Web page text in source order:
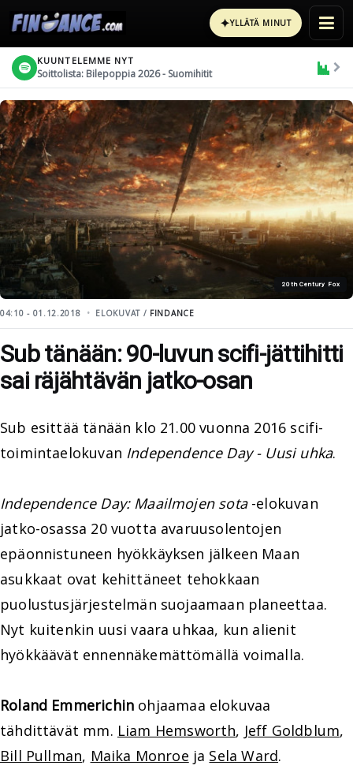
✦YLLÄTÄ MINUT
KUUNTELEMME NYT
Soittolista: Bilepoppia 2026 - Suomihitit
20th Century Fox
04:10 - 01.12.2018 ELOKUVAT / FINDANCE
Sub tänään: 90-luvun scifi-jättihitti
sai räjähtävän jatko-osan
Sub esittää tänään klo 21.00 vuonna 2016 scifi-
toimintaelokuvan Independence Day - Uusi uhka.
Independence Day: Maailmojen sota-elokuvan
jatko-osassa 20 vuotta avaruusolentojen
epäonnistuneen hyökkäyksen jälkeen Maan
asukkaat ovat kehittäneet tehokkaan
puolustusjärjestelmän suojaamaan planeettaa.
Nyt kuitenkin uusi vaara uhkaa, kun alienit
hyökkäävät ennennäkemättömällä voimalla.
Roland Emmerichin ohjaamaa elokuvaa
tähdittävät mm. Liam Hemsworth, Jeff Goldblum,
Bill Pullman, Maika Monroe ja Sela Ward.